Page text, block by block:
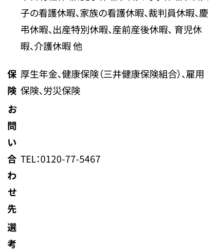
子の看護休暇、家族の看護休暇、裁判員休暇、慶
弔休暇、出産特別休暇、産前産後休暇、 育児休
暇、介護休暇 他
保
険
厚生年金、健康保険（三井健康保険組合）、雇用
保険、労災保険
お
問
い
合
わ
せ
先
TEL：0120-77-5467
選
考